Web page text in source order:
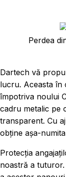
Perdea
Dartech vă
lucru. Aceasta în
împotriva noului
cadru metalic pe
transparent. Cu
obține așa-
Protecția
noastră a